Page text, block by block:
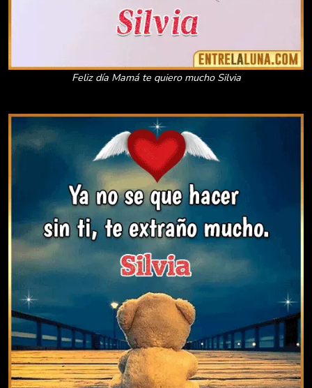
Feliz día Mamá te quiero mucho Silvia